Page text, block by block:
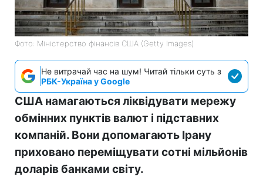
Фото: Міністерство фінансів СШA (Getty Images)
Не витрачай час на шум! Читай тільки суть з
РБК-Україна у Google
США намагаються ліквідувати мережу
обмінних пунктів валют і підставних
компаній. Вони допомагають Ірану
приховано переміщувати сотні мільйонів
доларів банками світу.